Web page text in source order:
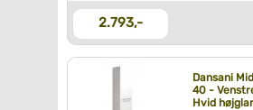
2.793,-
Dansani
40 -
Hvid